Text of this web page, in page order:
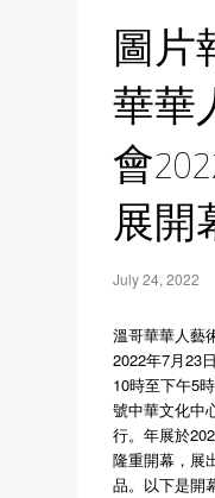
圖片
華華
會
展開
July 24, 2022
溫哥華華人藝
2022年7月23
10時至下午5
號中華文化中
行。年展於
隆重開幕，展
品。以下是開